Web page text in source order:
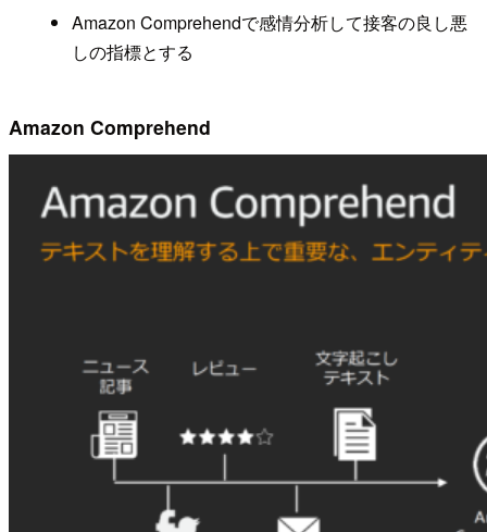
Amazon Comprehendで感情分析して接客の良し悪
しの指標とする
Amazon Comprehend